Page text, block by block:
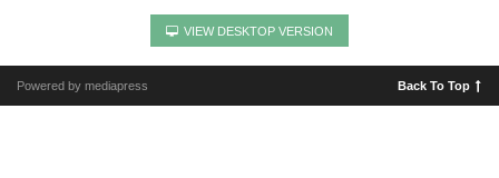
VIEW DESKTOP VERSION
Powered by mediapress Back To Top